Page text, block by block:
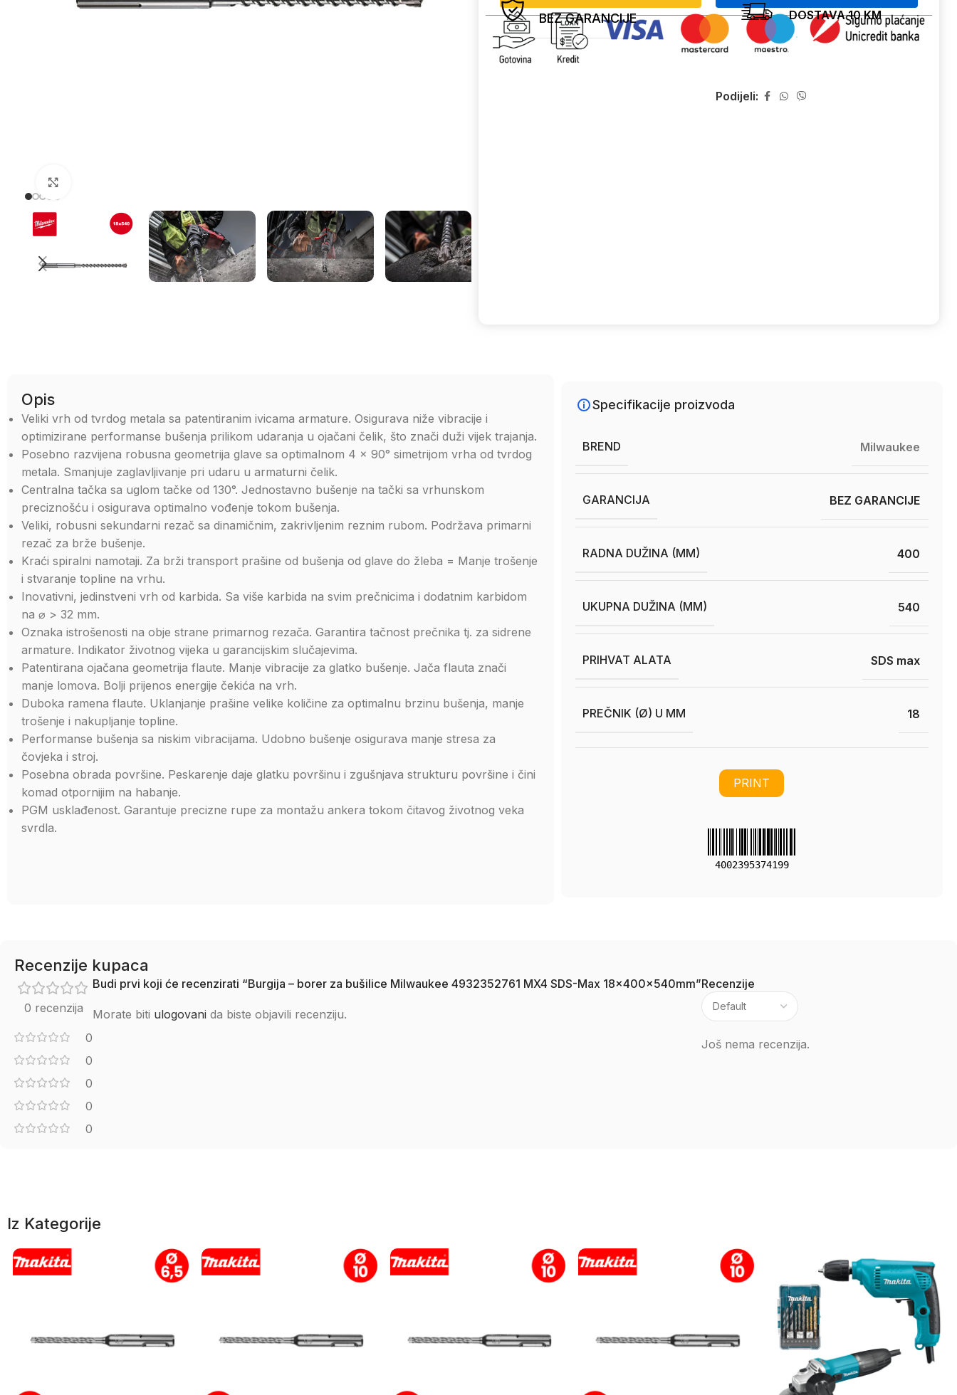
BEZ GARANCIJE DOSTAVA 10 KM
Podijeli:
Opis
Veliki vrh od tvrdog metala sa patentiranim ivicama armature. Osigurava niže vibracije i
optimizirane performanse bušenja prilikom udaranja u ojačani čelik, što znači duži vijek trajanja.
Posebno razvijena robusna geometrija glave sa optimalnom 4 x 90° simetrijom vrha od tvrdog
metala. Smanjuje zaglavljivanje pri udaru u armaturni čelik.
Centralna tačka sa uglom tačke od 130°. Jednostavno bušenje na tački sa vrhunskom
preciznošću i osigurava optimalno vođenje tokom bušenja.
Veliki, robusni sekundarni rezač sa dinamičnim, zakrivljenim reznim rubom. Podržava primarni
rezač za brže bušenje.
Kraći spiralni namotaji. Za brži transport prašine od bušenja od glave do žleba = Manje trošenje
i stvaranje topline na vrhu.
Inovativni, jedinstveni vrh od karbida. Sa više karbida na svim prečnicima i dodatnim karbidom
na ⌀ > 32 mm.
Oznaka istrošenosti na obje strane primarnog rezača. Garantira tačnost prečnika tj. za sidrene
armature. Indikator životnog vijeka u garancijskim slučajevima.
Patentirana ojačana geometrija flaute. Manje vibracije za glatko bušenje. Jača flauta znači
manje lomova. Bolji prijenos energije čekića na vrh.
Duboka ramena flaute. Uklanjanje prašine velike količine za optimalnu brzinu bušenja, manje
trošenje i nakupljanje topline.
Performanse bušenja sa niskim vibracijama. Udobno bušenje osigurava manje stresa za
čovjeka i stroj.
Posebna obrada površine. Peskarenje daje glatku površinu i zgušnjava strukturu površine i čini
komad otpornijim na habanje.
PGM usklađenost. Garantuje precizne rupe za montažu ankera tokom čitavog životnog veka
svrdla.
Specifikacije proizvoda
BREND Milwaukee
GARANCIJA BEZ GARANCIJE
RADNA DUŽINA (MM) 400
UKUPNA DUŽINA (MM) 540
PRIHVAT ALATA SDS max
PREČNIK (Ø) U MM 18
PRINT
4002395374199
Recenzije kupaca
0 recenzija
0
0
0
0
0
Recenzije
Još nema recenzija.
Budi prvi koji će recenzirati “Burgija – borer za bušilice Milwaukee 4932352761 MX4 SDS-Max 18x400x540mm”
Morate biti ulogovani da biste objavili recenziju.
Iz Kategorije